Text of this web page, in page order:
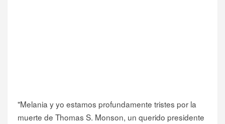
"Melania y yo estamos profundamente tristes por la
muerte de Thomas S. Monson, un querido presidente